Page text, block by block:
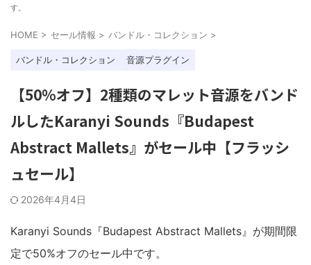
す。
HOME > セール情報 > バンドル・コレクション >
バンドル・コレクション 音源プラグイン
【50%オフ】2種類のマレット音源をバンド
ルしたKaranyi Sounds『Budapest
Abstract Mallets』がセール中【フラッシ
ュセール】
2026年4月4日
Karanyi Sounds『Budapest Abstract Mallets』が期間限
定で50%オフのセール中です。